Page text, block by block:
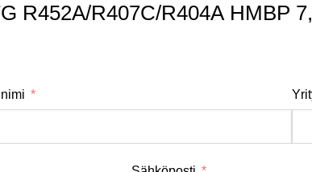
R452A/R407C/R404A HMBP